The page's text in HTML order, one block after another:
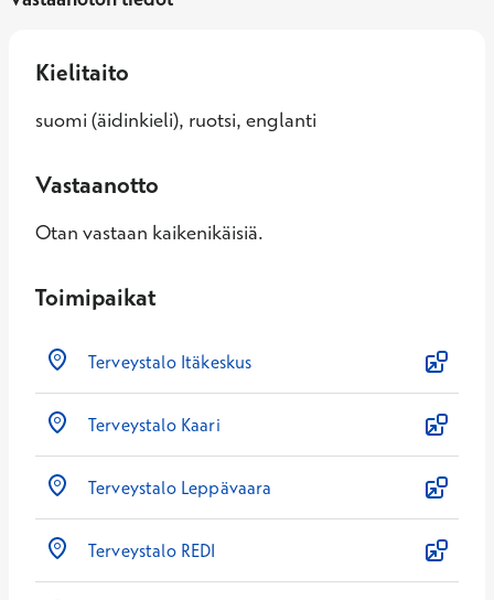
Kielitaito
suomi (äidinkieli), ruotsi, englanti
Vastaanotto
Otan vastaan kaikenikäisiä.
Toimipaikat
Terveystalo Itäkeskus
Terveystalo Kaari
Terveystalo Leppävaara
Terveystalo REDI